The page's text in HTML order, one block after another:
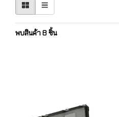
พบสินค้า 8 ชิ้น